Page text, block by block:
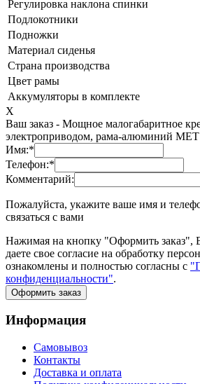
Регулировка наклона спинки
Подлокотники
Подножки
Материал сиденья
Страна производства
Цвет рамы
Аккумуляторы в комплекте
X
Ваш заказ - Мощное малогабаритное
электроприводом, рама-алюминий MET
Имя:*
Телефон:*
Комментарий:
Пожалуйста, укажите ваше имя и
связаться с вами
Нажимая на кнопку "Оформить заказ",
даете свое согласие на обработку
ознакомлены и полностью согласны с
конфиденциальности".
Оформить заказ
Информация
Самовывоз
Контакты
Доставка и оплата